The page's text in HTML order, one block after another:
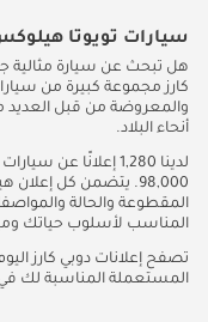
سيارات تويوتا
هل تبحث عن سيارة مثالية
كارز مجموعة كبيرة من
والمعروضة من قبل العديد
أنحاء البلاد.
لدينا 1,280 إعلانًا عن سيارات تويوتا هيلوكس تبدأ من متوسط سعر
98,000. يتضمن كل
المقطوعة والحالة
المناسب لأسلوب حياتك
تصفح إعلانات دوبي كارز
المستعملة المناسبة لك